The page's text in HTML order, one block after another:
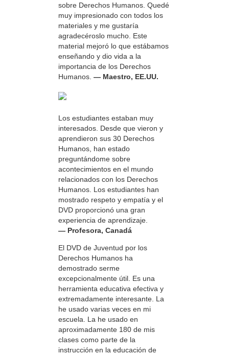
sobre Derechos Humanos. Quedé
muy impresionado con todos los
materiales y me gustaría
agradecéroslo mucho. Este
material mejoró lo que estábamos
enseñando y dio vida a la
importancia de los Derechos
Humanos. — Maestro, EE.UU.
Los estudiantes estaban muy
interesados. Desde que vieron y
aprendieron sus 30 Derechos
Humanos, han estado
preguntándome sobre
acontecimientos en el mundo
relacionados con los Derechos
Humanos. Los estudiantes han
mostrado respeto y empatía y el
DVD proporcionó una gran
experiencia de aprendizaje.
— Profesora, Canadá
El DVD de Juventud por los
Derechos Humanos ha
demostrado serme
excepcionalmente útil. Es una
herramienta educativa efectiva y
extremadamente interesante. La
he usado varias veces en mi
escuela. La he usado en
aproximadamente 180 de mis
clases como parte de la
instrucción en la educación de